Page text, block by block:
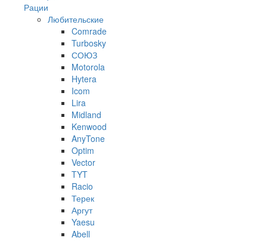
Рации
Любительские
Comrade
Turbosky
СОЮЗ
Motorola
Hytera
Icom
Lira
Midland
Kenwood
AnyTone
Optim
Vector
TYT
Racio
Терек
Аргут
Yaesu
Abell